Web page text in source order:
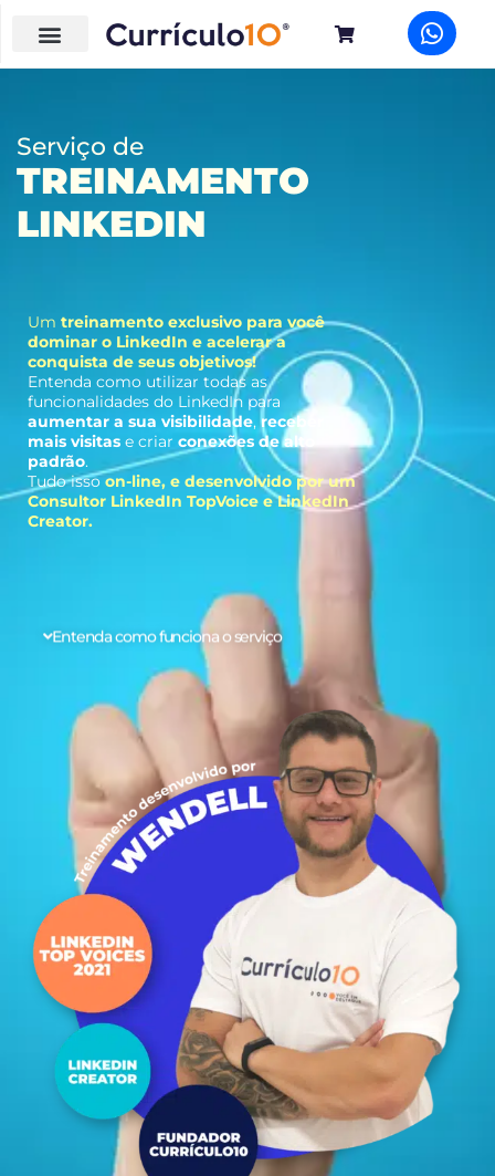
Serviço de
TREINAMENTO
LINKEDIN
Um treinamento exclusivo para você
dominar o LinkedIn e acelerar a
conquista de seus objetivos!
Entenda como utilizar todas as
funcionalidades do LinkedIn para
aumentar a sua visibilidade, receber
mais visitas e criar conexões de alto
padrão.
Tudo issoon-line, e desenvolvido por um
Consultor LinkedIn TopVoice e LinkedIn
Creator.
Entenda como funciona o serviço